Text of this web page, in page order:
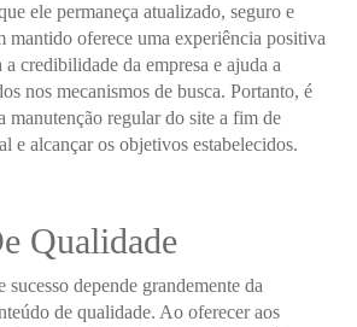
ele permaneça atualizado, seguro e
mantido oferece uma experiência positiva
a credibilidade da empresa e ajuda a
nos mecanismos de busca. Portanto, é
manutenção regular do site a fim de
e alcançar os objetivos estabelecidos.
Qualidade
depende grandemente da
de qualidade. Ao oferecer aos